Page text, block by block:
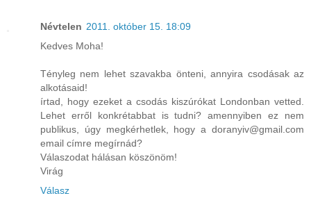
Névtelen 2011. október 15. 18:09
Kedves Moha!
Tényleg nem lehet szavakba önteni, annyira csodásak az
alkotásaid!
írtad, hogy ezeket a csodás kiszúrókat Londonban vetted.
Lehet erről konkrétabbat is tudni? amennyiben ez nem
publikus, úgy megkérhetlek, hogy a doranyiv@gmail.com
email címre megírnád?
Válaszodat hálásan köszönöm!
Virág
Válasz